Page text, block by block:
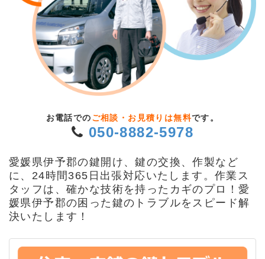
お電話での ご相談・お見積りは無料です。
050-8882-5978
愛媛県伊予郡の鍵開け、鍵の交換、作製など
に、24時間365日出張対応いたします。作業ス
タッフは、確かな技術を持ったカギのプロ！愛
媛県伊予郡の困った鍵のトラブルをスピード解
決いたします！